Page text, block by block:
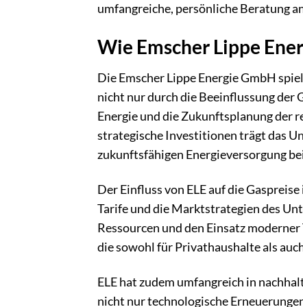
umfangreiche, persönliche Beratung
Wie Emscher Lippe
Die Emscher Lippe Energie GmbH
nicht nur durch die Beeinflussung der
Energie und die Zukunftsplanung der
strategische Investitionen trägt das
zukunftsfähigen Energieversorgung
Der Einfluss von ELE auf die
Tarife und die Marktstrategien des
Ressourcen und den Einsatz
die sowohl für Privathaushalte als
ELE hat zudem umfangreich in
nicht nur technologische